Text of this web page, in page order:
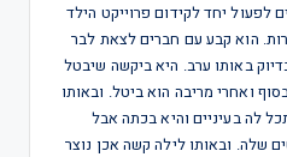
לפעול יחד לקידום פרוייקט הילד
הוא קבע עם חברים לצאת לבר
באותו ערב. היא ביקשה שיבטל
ואחרי מריבה הוא ביטל. ובאותו
לה בעיניים והיא בכתה אבל
שלה. ובאותו לילה קשה אכן נוצר